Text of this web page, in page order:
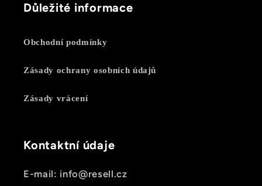
Důležité informace
Obchodní podmínky
Zásady ochrany osobních údajů
Zásady vrácení
Kontaktní údaje
E-mail: info@resell.cz